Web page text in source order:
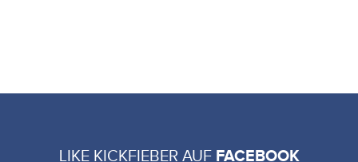
LIKE KICKFIEBER AUF FACEBOOK